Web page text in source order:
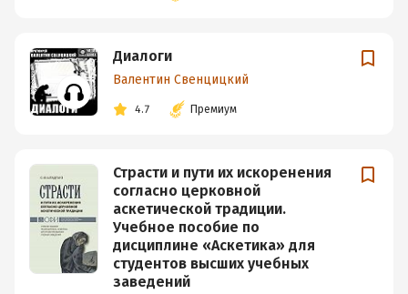
Диалоги
Валентин Свенцицкий
4.7 Премиум
Страсти и пути их искоренения
согласно церковной
аскетической традиции.
Учебное пособие по
дисциплине «Аскетика» для
студентов высших учебных
заведений